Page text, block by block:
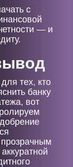
с
— и
тех, кто
банку
вот